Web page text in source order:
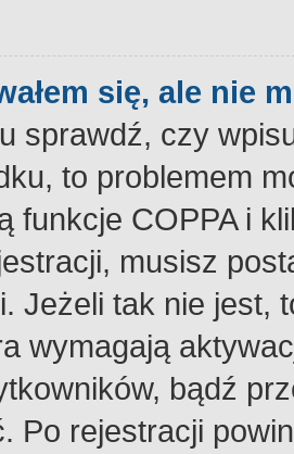
się, ale nie
sprawdź, czy
to problemem
funkcje COPPA i
musisz
Jeżeli tak nie jest,
wymagają
bądź
Po rejestracji